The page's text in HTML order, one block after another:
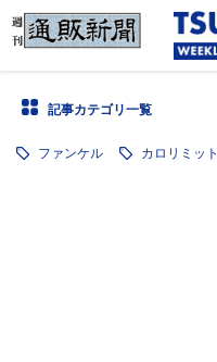
記事カテゴリ一覧
ファンケル カロリミット